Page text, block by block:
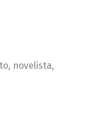
novelista,